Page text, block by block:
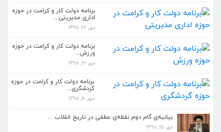
برنامه دولت کار و کرامت در حوزه
اداری مدیریتی...
مهر 26, 1398
برنامه دولت کار و کرامت در حوزه
ورزش...
مهر 26, 1398
برنامه دولت کار و کرامت در حوزه
گردشگری...
مهر 16, 1398
بیانیه‌ی گام دوم نقطه‌ی عطفی در تاریخ انقلاب ...
مهر 15, 1398
برنامه دولت کار و کرامت در حوزه اداری مدیریتی...
مهر 26, 1398
مهر 26, 1398